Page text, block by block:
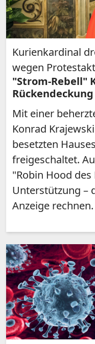
Kurienkardinal
wegen
"Strom-Rebell"
Mit einer
Konrad
besetzten
freigeschaltet.
"Robin Hood
Unterstützung –
Anzeige rechnen.